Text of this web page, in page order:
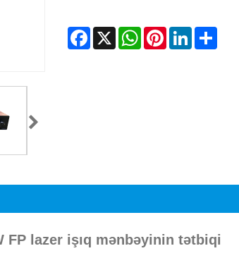
Facebook
X WhatsAppPinterestLinkedInShare
FP lazer işıq mənbəyinin tətbiqi